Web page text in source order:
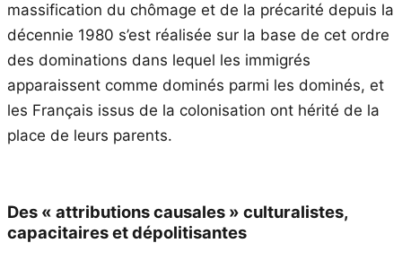
massification du chômage et de la précarité depuis la
décennie 1980 s’est réalisée sur la base de cet ordre
des dominations dans lequel les immigrés
apparaissent comme dominés parmi les dominés, et
les Français issus de la colonisation ont hérité de la
place de leurs parents.
Des « attributions causales » culturalistes,
capacitaires et dépolitisantes